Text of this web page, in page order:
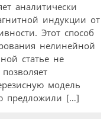
аналитически
индукции от
Этот способ
нелинейной
статье не
модель
предложили […]